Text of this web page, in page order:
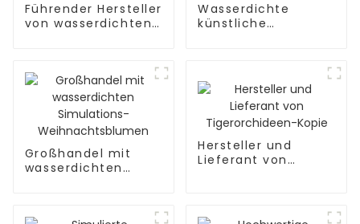
Führender Hersteller
von wasserdichten
Wasserdichte
künstliche
Großhandel mit
wasserdichten
Hersteller und
Lieferant von